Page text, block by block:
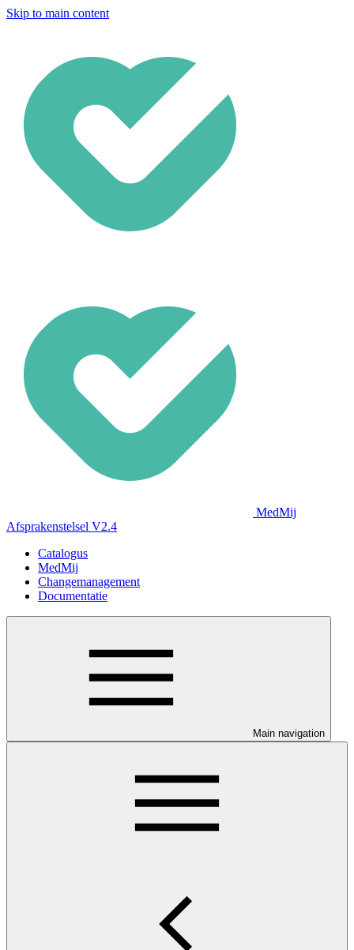
Skip to main content
MedMij
Afsprakenstelsel V2.4
Catalogus
MedMij
Changemanagement
Documentatie
Main navigation